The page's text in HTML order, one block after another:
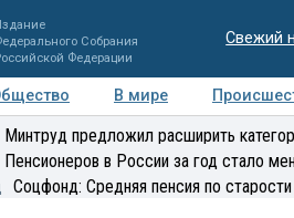
Собрания
Федерации
Свежий
В мире
Регионы Медиацентр
Минтруд предложил расширить
Пенсионеров в России за год стало
Соцфонд: Средняя пенсия по